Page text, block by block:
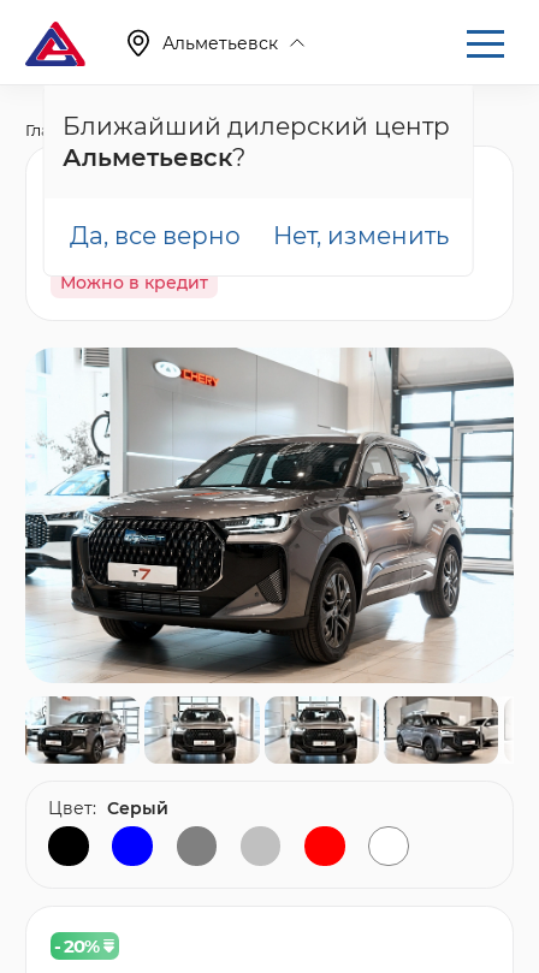
Альметьевск
Ближайший дилерский центр
Альметьевск?
Да, все верно Нет, изменить
Главная Каталог Новые автомобили T7
В наличии Спецпредложение
Гарантия
Можно в кредит
- 20%
Цвет: Серый